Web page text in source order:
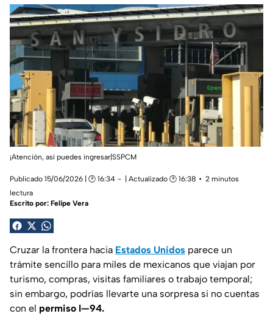
¡Atención, así puedes ingresar|SSPCM
Publicado 15/06/2026 | 🕑 16:34 | Actualizado 🕑 16:38
2 minutos
lectura
Escrito por: Felipe Vera
Cruzar la frontera hacia Estados Unidos parece un
trámite sencillo para miles de mexicanos que viajan por
turismo, compras, visitas familiares o trabajo temporal;
sin embargo, podrías llevarte una sorpresa si no cuentas
con el permiso I—94.